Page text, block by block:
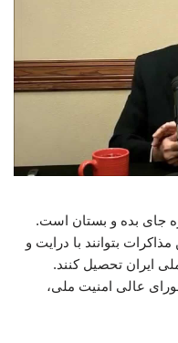
جای بده و بستان است.
بتوانند با درایت و
ایران تحصیل کنند.
عالی امنیت ملی،